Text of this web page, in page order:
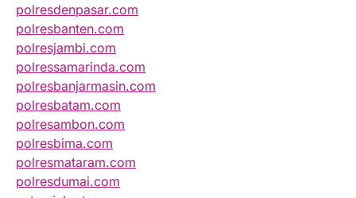
polresdenpasar.com
polresbanten.com
polresjambi.com
polressamarinda.com
polresbanjarmasin.com
polresbatam.com
polresambon.com
polresbima.com
polresmataram.com
polresdumai.com